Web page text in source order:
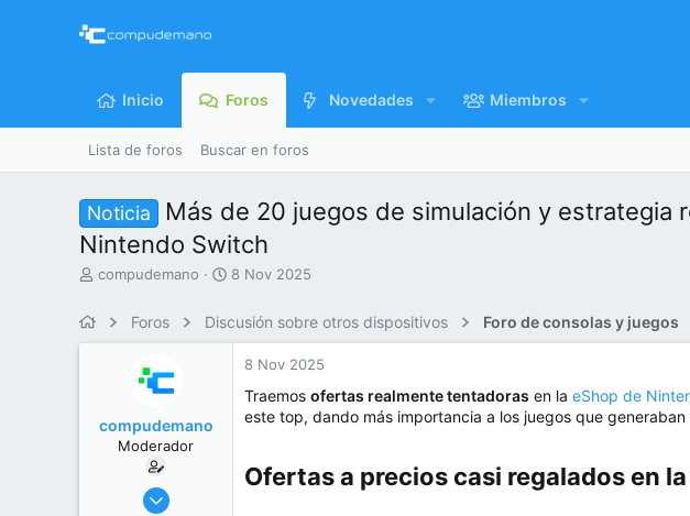
Inicio Foros Novedades Miembros
Lista de foros Buscar en foros
Noticia
Más de 20 juegos de simulación y
Nintendo Switch
I
r
compudemano
F
h
8 Nov 2025
Foros Discusión sobre otros dispositivos Foro de consolas y juegos
compudemano
Moderador
26 Jul 2013
8 Nov 2025
Traemos ofertas realmente tentadoras en la eShop de
este top, dando más importancia a los juegos que
Ofertas a precios casi regalados en